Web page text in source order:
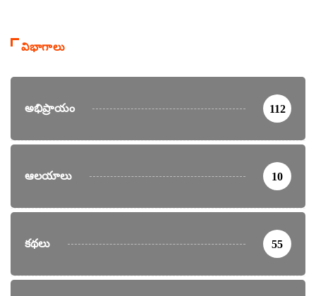
విభాగాలు
అభిప్రాయం 112
ఆలయాలు 10
కథలు 55